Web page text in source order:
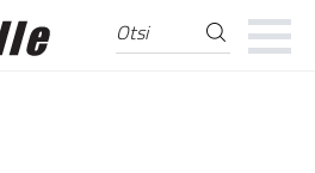
Otsi: